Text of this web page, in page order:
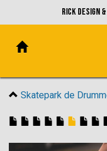
Rick Design
Skatepark de